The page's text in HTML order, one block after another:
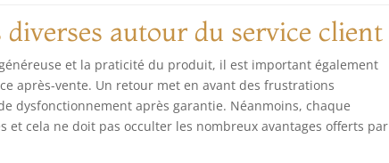
autour du service client
et la praticité du produit, il est important également
après-vente. Un retour met en avant des frustrations
dysfonctionnement après garantie. Néanmoins, chaque
et cela ne doit pas occulter les nombreux avantages offerts par